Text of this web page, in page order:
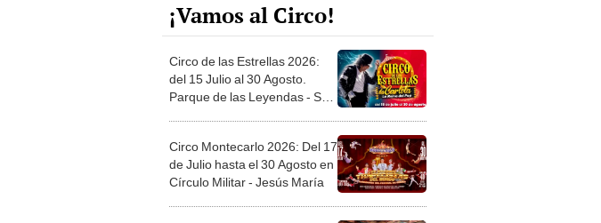
¡Vamos al Circo!
Circo de las Estrellas 2026:
del 15 Julio al 30 Agosto.
Parque de las Leyendas - San
Circo Montecarlo 2026: Del 17
de Julio hasta el 30 Agosto en
Círculo Militar - Jesús María